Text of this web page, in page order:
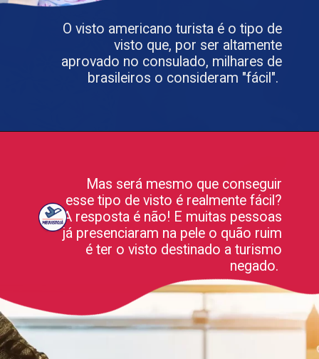
O visto americano turista é o tipo de
visto que, por ser altamente
aprovado no consulado, milhares de
brasileiros o consideram "fácil".
Mas será mesmo que conseguir
esse tipo de visto é realmente fácil?
A resposta é não! E muitas pessoas
já presenciaram na pele o quão ruim
é ter o visto destinado a turismo
negado.